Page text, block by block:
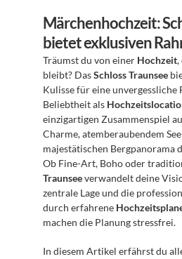
Märchenhochzeit:
bietet exklusiven
Träumst du von einer Hochzeit,
bleibt? Das Schloss Traunsee
Kulisse für eine unvergessliche
Beliebtheit als
einzigartigen Zusammenspiel
Charme, atemberaubendem
majestätischen Bergpanorama
Ob Fine-Art, Boho oder
Traunsee verwandelt deine
zentrale Lage und die
durch erfahrene
machen die Planung stressfrei.
In diesem Artikel erfährst du